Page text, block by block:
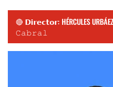
🔴 𝗗𝗶𝗿𝗲𝗰𝘁𝗼𝗿: HÉRCULES
𝙲𝚊𝚋𝚛𝚊𝚕